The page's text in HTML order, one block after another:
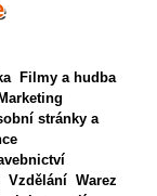
Filmy a hudba
Marketing
stránky a
Vzdělání Warez